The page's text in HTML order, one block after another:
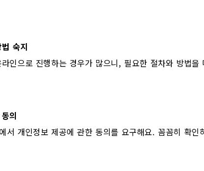
숙지
인으로 진행하는 경우가 많으니, 필요한 절차와 방법을
의
서 개인정보 제공에 관한 동의를 요구해요. 꼼꼼히 확인